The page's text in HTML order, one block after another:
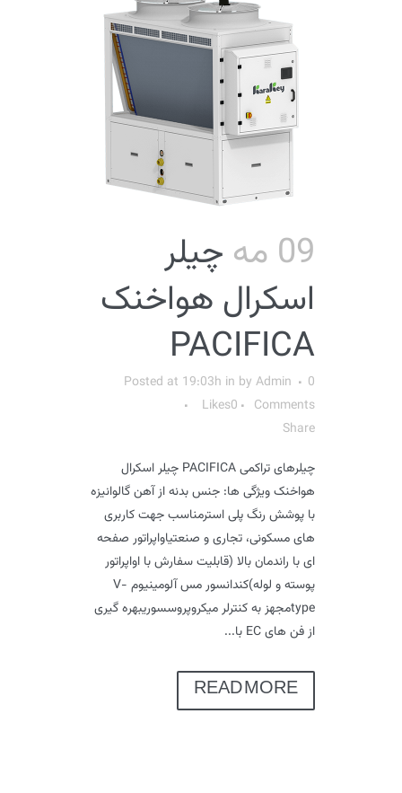
09 مه
چیلر
اسکرال هواخنک
PACIFICA
Posted at 19:03h in by Admin
0
Comments
0
Likes
Share
چیلرهای تراکمی PACIFICA چیلر اسکرال
هواخنک ویژگی ها: جنس بدنه از آهن گالوانیزه
با پوشش رنگ پلی استرمناسب جهت کاربری
های مسکونی، تجاری و صنعتیاواپراتور صفحه
ای با راندمان بالا (قابلیت سفارش با اواپراتور
پوسته و لوله)کندانسور مس آلومینیوم V-
typeمجهز به کنترلر میکروپروسسوریبهره گیری
از فن های EC با...
READ MORE